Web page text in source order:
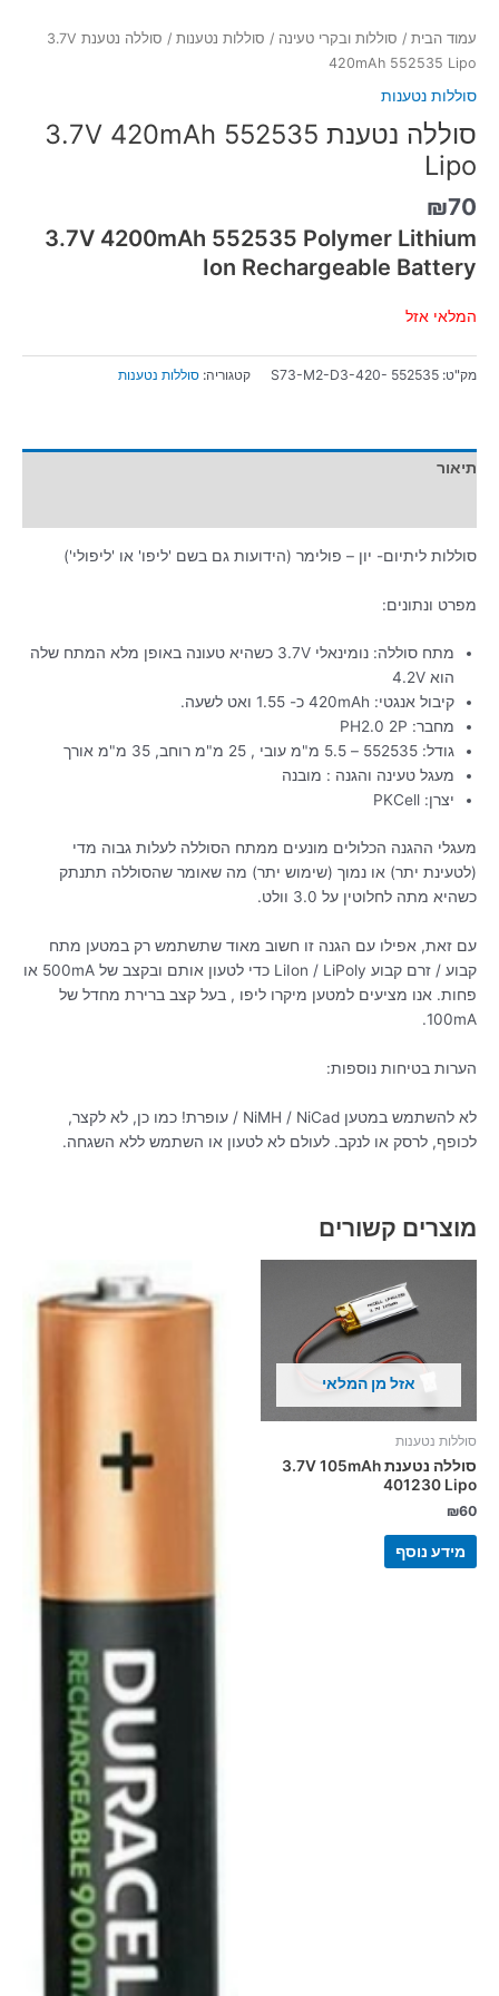
עמוד הבית / סוללות ובקרי טעינה / סוללות נטענות
/ סוללה נטענת 3.7V
420mAh 552535 Lipo
סוללות נטענות
סוללה נטענת 3.7V 420mAh 552535
Lipo
₪70
3.7V 4200mAh 552535 Polymer Lithium
Ion Rechargeable Battery
המלאי אזל
מק"ט: S73-M2-D3-420- 552535 קטגוריה: סוללות נטענות
תיאור
סוללות ליתיום- יון – פולימר (הידועות גם בשם 'ליפו' או 'ליפולי')
מפרט ונתונים:
מתח סוללה: נומינאלי 3.7V כשהיא טעונה באופן מלא המתח שלה
הוא 4.2V
קיבול אנגטי: 420mAh כ- 1.55 ואט לשעה.
מחבר: PH2.0 2P
גודל: 552535 – 5.5 מ"מ עובי , 25 מ"מ רוחב, 35 מ"מ אורך
מעגל טעינה והגנה : מובנה
יצרן: PKCell
מעגלי ההגנה הכלולים מונעים ממתח הסוללה לעלות גבוה מדי
(לטעינת יתר) או נמוך (שימוש יתר) מה שאומר שהסוללה תתנתק
כשהיא מתה לחלוטין על 3.0 וולט.
עם זאת, אפילו עם הגנה זו חשוב מאוד שתשתמש רק במטען מתח
קבוע / זרם קבוע LiIon / LiPoly כדי לטעון אותם ובקצב של 500mA או
פחות. אנו מציעים למטען מיקרו ליפו , בעל קצב ברירת מחדל של
100mA.
הערות בטיחות נוספות:
לא להשתמש במטען NiMH / NiCad / עופרת! כמו כן, לא לקצר,
לכופף, לרסק או לנקב. לעולם לא לטעון או השתמש ללא השגחה.
מוצרים קשורים
אזל מן המלאי
סוללות נטענות
סוללה נטענת 3.7V 105mAh
401230 Lipo
₪60
מידע נוסף